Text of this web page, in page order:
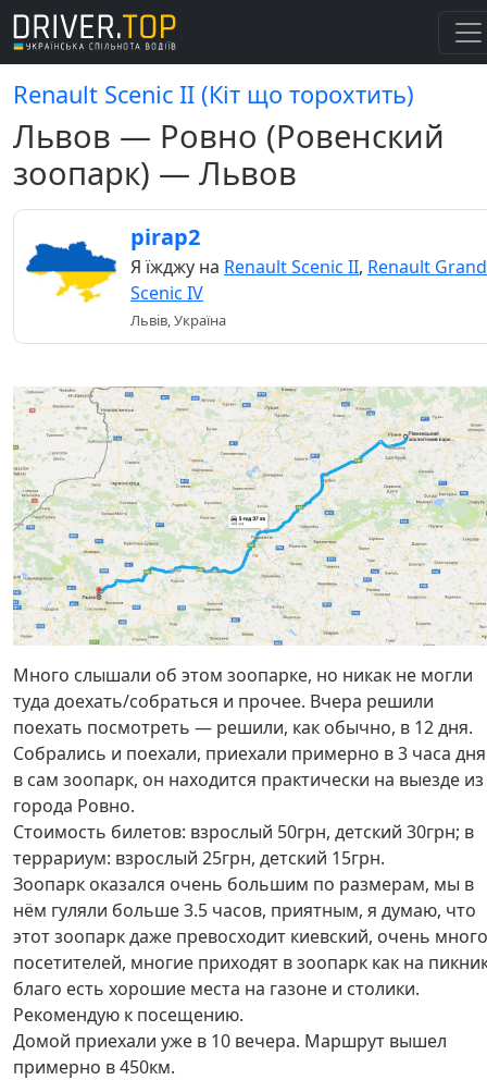
Renault Scenic II (Кіт що торохтить)
Львов — Ровно (Ровенский
зоопарк) — Львов
pirap2
Я їжджу на Renault Scenic II, Renault Grand
Scenic IV
Львів, Україна
Много слышали об этом зоопарке, но никак не могли
туда доехать/собраться и прочее. Вчера решили
поехать посмотреть — решили, как обычно, в 12 дня.
Собрались и поехали, приехали примерно в 3 часа дня
в сам зоопарк, он находится практически на выезде из
города Ровно.
Стоимость билетов: взрослый 50грн, детский 30грн; в
террариум: взрослый 25грн, детский 15грн.
Зоопарк оказался очень большим по размерам, мы в
нём гуляли больше 3.5 часов, приятным, я думаю, что
этот зоопарк даже превосходит киевский, очень много
посетителей, многие приходят в зоопарк как на
благо есть хорошие места на газоне и столики.
Рекомендую к посещению.
Домой приехали уже в 10 вечера. Маршрут вышел
примерно в 450км.